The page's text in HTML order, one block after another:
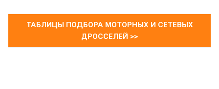
ТАБЛИЦЫ ПОДБОРА МОТОРНЫХ И СЕТЕВЫХ
ДРОССЕЛЕЙ >>